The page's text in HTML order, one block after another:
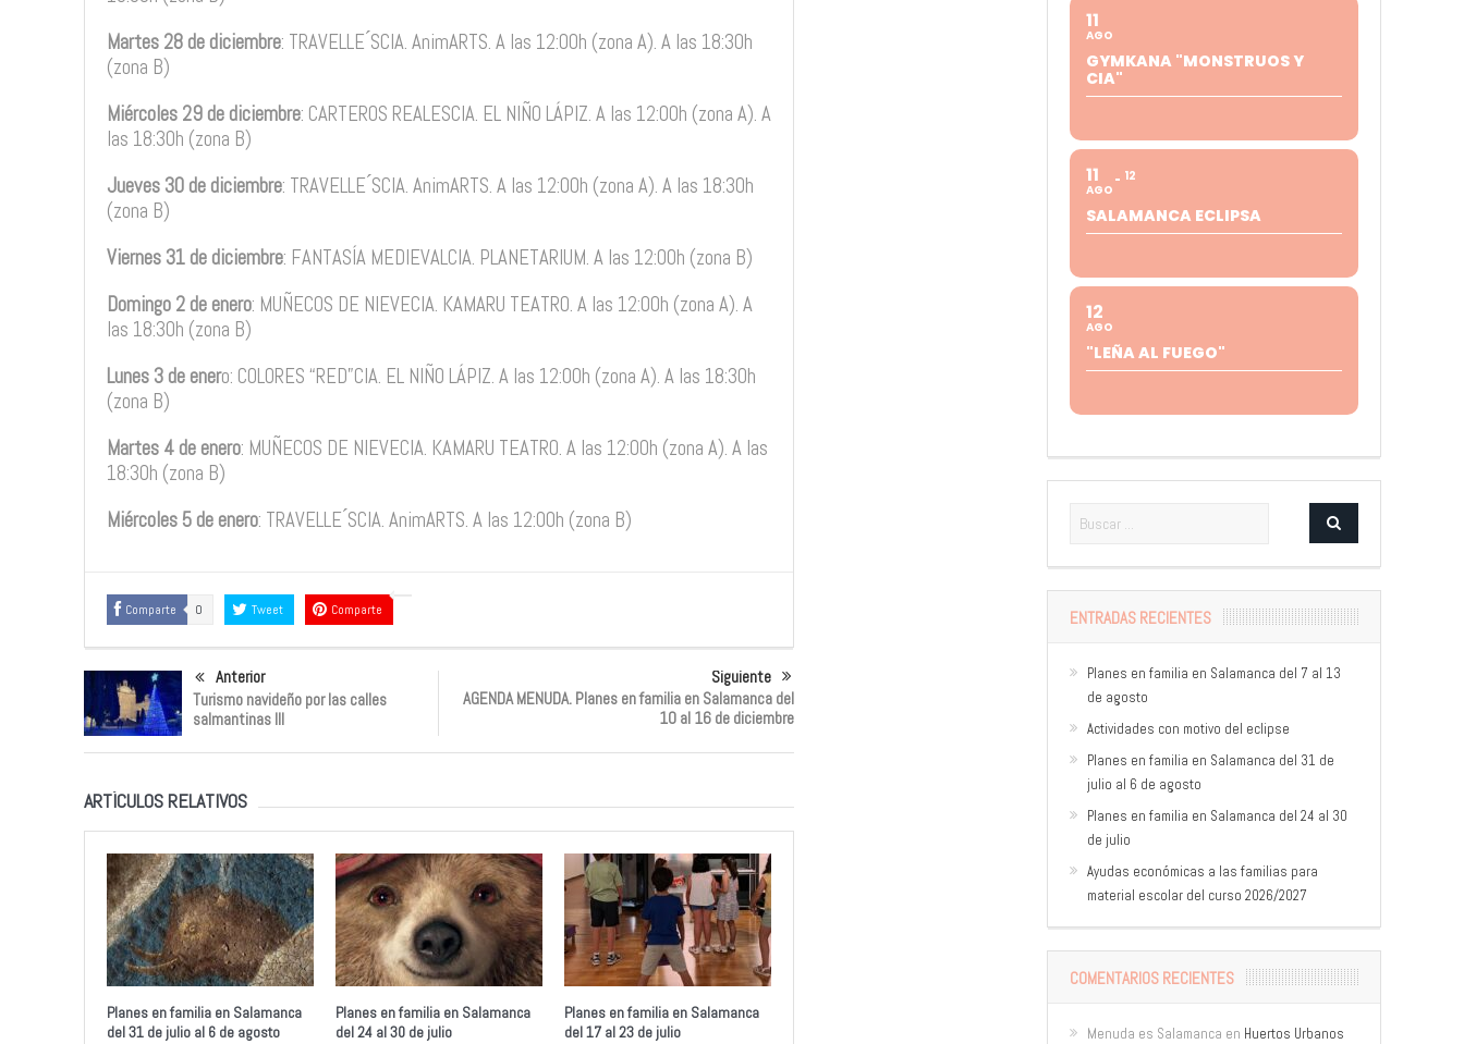
Martes 28 de diciembre: TRAVELLE ́SCIA. AnimARTS. A las 12:00h (zona A). A las 18:30h
(zona B)
Miércoles 29 de diciembre: CARTEROS REALESCIA. EL NIÑO LÁPIZ. A las 12:00h (zona A). A
las 18:30h (zona B)
Jueves 30 de diciembre: TRAVELLE ́SCIA. AnimARTS. A las 12:00h (zona A). A las 18:30h
(zona B)
Viernes 31 de diciembre: FANTASÍA MEDIEVALCIA. PLANETARIUM. A las 12:00h (zona B)
Domingo 2 de enero: MUÑECOS DE NIEVECIA. KAMARU TEATRO. A las 12:00h (zona A). A
las 18:30h (zona B)
Lunes 3 de enero: COLORES “RED”CIA. EL NIÑO LÁPIZ. A las 12:00h (zona A). A las 18:30h
(zona B)
Martes 4 de enero: MUÑECOS DE NIEVECIA. KAMARU TEATRO. A las 12:00h (zona A). A las
18:30h (zona B)
Miércoles 5 de enero: TRAVELLE ́SCIA. AnimARTS. A las 12:00h (zona B)
Comparte 0 Tweet Comparte
Anterior
Turismo navideño por las calles
salmantinas III
Siguiente
AGENDA MENUDA. Planes en familia en Salamanca del
10 al 16 de diciembre
ARTÍCULOS RELATIVOS
Planes en familia en Salamanca
del 31 de julio al 6 de agosto
Planes en familia en Salamanca
del 24 al 30 de julio
Planes en familia en Salamanca
del 17 al 23 de julio
11
AGO
GYMKANA "MONSTRUOS Y
CIA"
11
AGO
12
SALAMANCA ECLIPSA
12
AGO
"LEÑA AL FUEGO"
ENTRADAS RECIENTES
Planes en familia en Salamanca del 7 al 13
de agosto
Actividades con motivo del eclipse
Planes en familia en Salamanca del 31 de
julio al 6 de agosto
Planes en familia en Salamanca del 24 al 30
de julio
Ayudas económicas a las familias para
material escolar del curso 2026/2027
COMENTARIOS RECIENTES
Menuda es Salamanca en Huertos Urbanos